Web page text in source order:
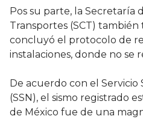
Pos su parte, la Secretaría
Transportes (SCT)
concluyó el protocolo de
instalaciones, donde no se
De acuerdo con el Servicio
(SSN), el sismo registrado
de México fue de una